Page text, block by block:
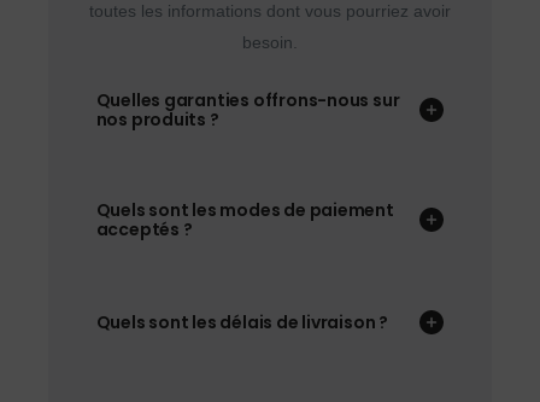
toutes les informations dont vous pourriez avoir
besoin.
Quelles garanties offrons-nous sur
nos produits ?
Quels sont les modes de paiement
acceptés ?
Quels sont les délais de livraison ?